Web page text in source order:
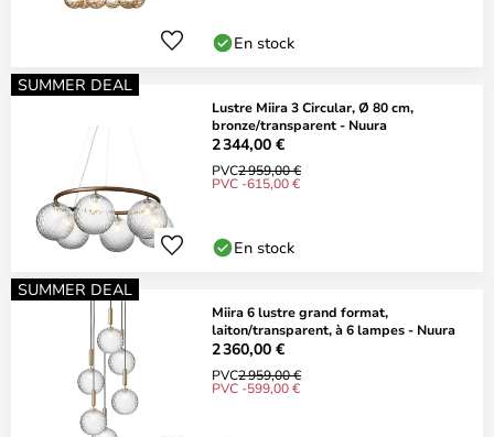
En stock
SUMMER DEAL
Lustre Miira 3 Circular, Ø 80 cm,
bronze/transparent - Nuura
2 344,00 €
PVC2 959,00 €
PVC -615,00 €
En stock
SUMMER DEAL
Miira 6 lustre grand format,
laiton/transparent, à 6 lampes - Nuura
2 360,00 €
PVC2 959,00 €
PVC -599,00 €